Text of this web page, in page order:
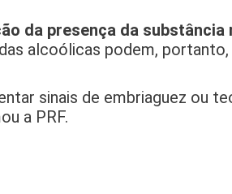
da presença da substância
alcoólicas podem, portanto,
sinais de embriaguez ou
a PRF.